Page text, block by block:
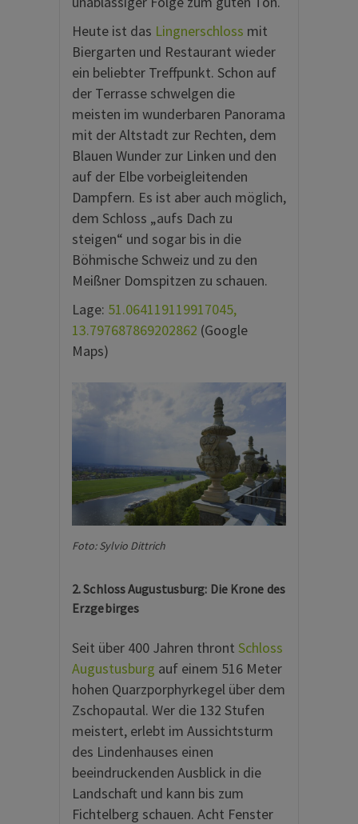
Heute ist das Lingnerschloss mit
Biergarten und Restaurant wieder
ein beliebter Treffpunkt. Schon auf
der Terrasse schwelgen die
meisten im wunderbaren Panorama
mit der Altstadt zur Rechten, dem
Blauen Wunder zur Linken und den
auf der Elbe vorbeigleitenden
Dampfern. Es ist aber auch möglich,
dem Schloss „aufs Dach zu
steigen“ und sogar bis in die
Böhmische Schweiz und zu den
Meißner Domspitzen zu schauen.
Lage: 51.064119119917045,
13.797687869202862 (Google
Maps)
Foto: Sylvio Dittrich
2. Schloss Augustusburg: Die Krone des
Erzgebirges
Seit über 400 Jahren thront Schloss
Augustusburg auf einem 516 Meter
hohen Quarzporphyrkegel über dem
Zschopautal. Wer die 132 Stufen
meistert, erlebt im Aussichtsturm
des Lindenhauses einen
beeindruckenden Ausblick in die
Landschaft und kann bis zum
Fichtelberg schauen. Acht Fenster